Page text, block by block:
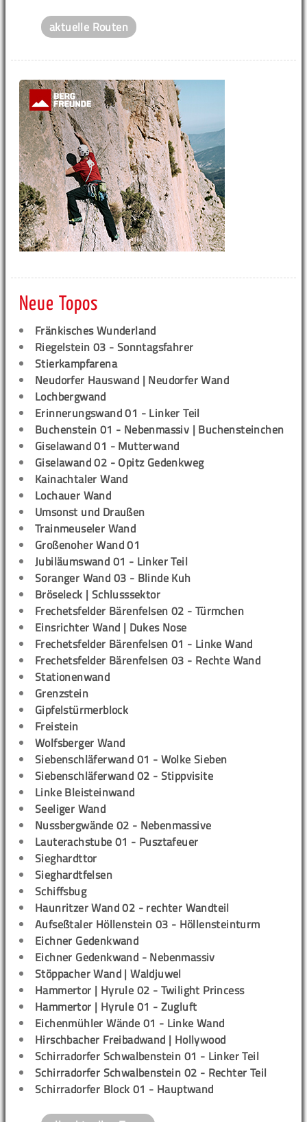
aktuelle Routen
Neue Topos
Fränkisches Wunderland
Riegelstein 03 - Sonntagsfahrer
Stierkampfarena
Neudorfer Hauswand | Neudorfer Wand
Lochbergwand
Erinnerungswand 01 - Linker Teil
Buchenstein 01 - Nebenmassiv | Buchensteinchen
Giselawand 01 - Mutterwand
Giselawand 02 - Opitz Gedenkweg
Kainachtaler Wand
Lochauer Wand
Umsonst und Draußen
Trainmeuseler Wand
Großenoher Wand 01
Jubiläumswand 01 - Linker Teil
Soranger Wand 03 - Blinde Kuh
Bröseleck | Schlusssektor
Frechetsfelder Bärenfelsen 02 - Türmchen
Einsrichter Wand | Dukes Nose
Frechetsfelder Bärenfelsen 01 - Linke Wand
Frechetsfelder Bärenfelsen 03 - Rechte Wand
Stationenwand
Grenzstein
Gipfelstürmerblock
Freistein
Wolfsberger Wand
Siebenschläferwand 01 - Wolke Sieben
Siebenschläferwand 02 - Stippvisite
Linke Bleisteinwand
Seeliger Wand
Nussbergwände 02 - Nebenmassive
Lauterachstube 01 - Pusztafeuer
Sieghardttor
Sieghardtfelsen
Schiffsbug
Haunritzer Wand 02 - rechter Wandteil
Aufseßtaler Höllenstein 03 - Höllensteinturm
Eichner Gedenkwand
Eichner Gedenkwand - Nebenmassiv
Stöppacher Wand | Waldjuwel
Hammertor | Hyrule 02 - Twilight Princess
Hammertor | Hyrule 01 - Zugluft
Eichenmühler Wände 01 - Linke Wand
Hirschbacher Freibadwand | Hollywood
Schirradorfer Schwalbenstein 01 - Linker Teil
Schirradorfer Schwalbenstein 02 - Rechter Teil
Schirradorfer Block 01 - Hauptwand